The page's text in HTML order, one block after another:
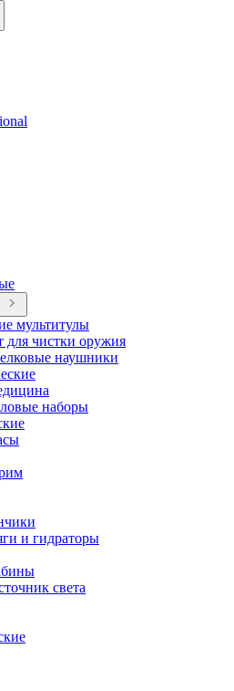
мультитулы
для чистки оружия
наушники
наборы
и гидраторы
света